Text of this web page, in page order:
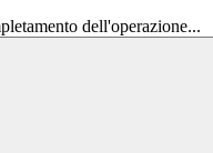
dell'operazione...